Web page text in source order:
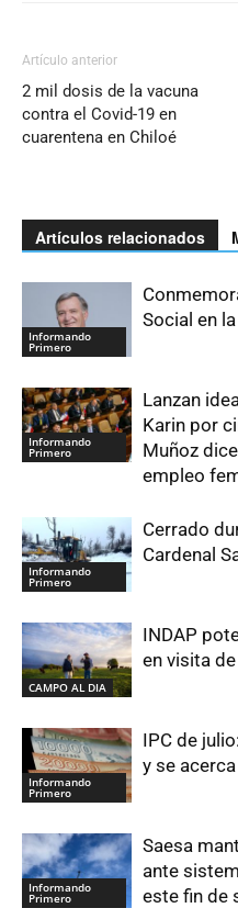
Artículo anterior
2 mil dosis de la vacuna
contra el Covid-19 en
cuarentena en Chiloé
Artículos relacionados
Informando
Primero
Social en
Informando
Primero
Lanzan
Karin por
Muñoz
empleo
Informando
Primero
Cerrado
Cardenal
CAMPO AL DIA
INDAP
en visita
Informando
Primero
IPC de
y se
Informando
Primero
Saesa
ante
este fin de